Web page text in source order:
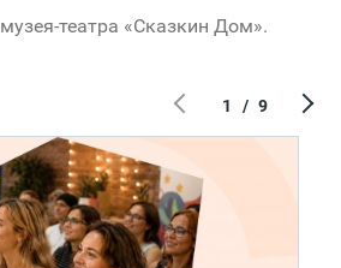
музея-театра «Сказкин Дом».
1 / 9